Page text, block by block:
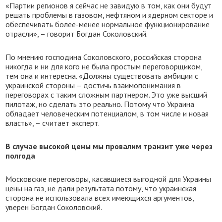
«Партии регионов я сейчас не завидую в том, как они будут
решать проблемы в газовом, нефтяном и ядерном секторе и
обеспечивать более-менее нормальное функционирование
отрасли», – говорит Богдан Соколовский.
По мнению господина Соколовского, российская сторона
никогда и ни для кого не была простым переговорщиком,
тем она и интересна. «Должны существовать амбиции с
украинской стороны – достичь взаимопонимания в
переговорах с таким сложным партнером. Это уже высший
пилотаж, но сделать это реально. Потому что Украина
обладает человеческим потенциалом, в том числе и новая
власть», – считает эксперт.
В случае высокой цены мы провалим транзит уже через
полгода
Московские переговоры, касавшиеся выгодной для Украины
цены на газ, не дали результата потому, что украинская
сторона не использовала всех имеющихся аргументов,
уверен Богдан Соколовский.